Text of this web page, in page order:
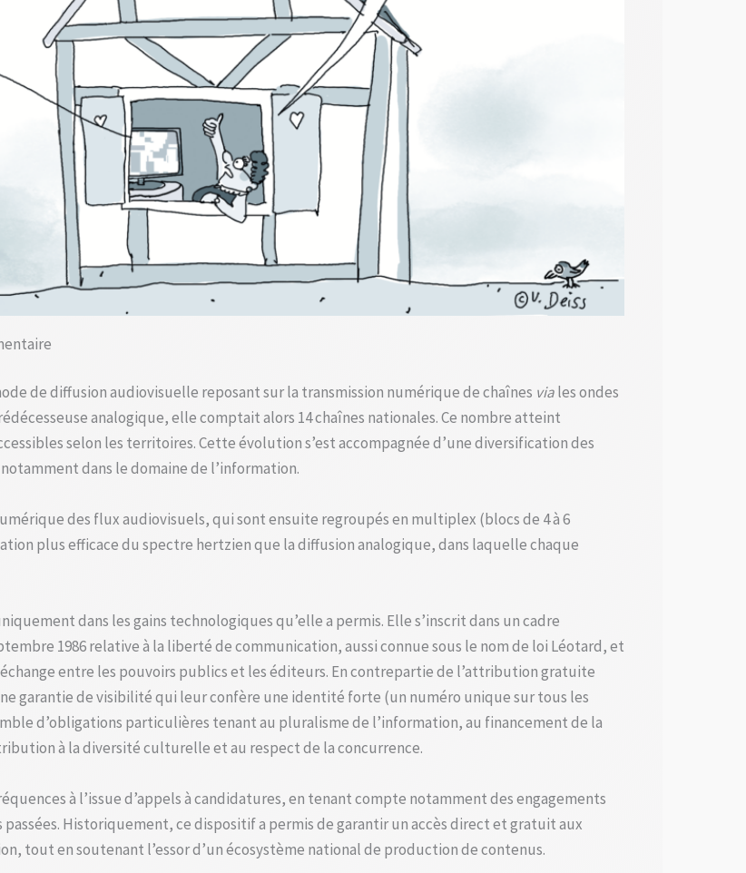
de diffusion audiovisuelle reposant sur la transmission numérique de chaînes viales ondes
analogique, elle comptait alors 14 chaînes nationales. Ce nombre atteint
selon les territoires. Cette évolution s’est accompagnée d’une diversification des
dans le domaine de l’information.
des flux audiovisuels, qui sont ensuite regroupés en multiplex (blocs de 4 à 6
plus efficace du spectre hertzien que la diffusion analogique, dans laquelle chaque
dans les gains technologiques qu’elle a permis. Elle s’inscrit dans un cadre
1986 relative à la liberté de communication, aussi connue sous le nom de loi Léotard, et
entre les pouvoirs publics et les éditeurs. En contrepartie de l’attribution gratuite
garantie de visibilité qui leur confère une identité forte (un numéro unique sur tous les
d’obligations particulières tenant au pluralisme de l’information, au financement de la
à la diversité culturelle et au respect de la concurrence.
à l’issue d’appels à candidatures, en tenant compte notamment des engagements
Historiquement, ce dispositif a permis de garantir un accès direct et gratuit aux
tout en soutenant l’essor d’un écosystème national de production de contenus.